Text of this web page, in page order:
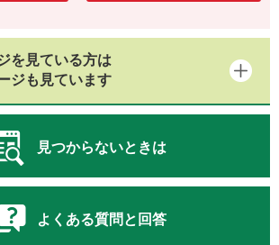
を見ている方は
ジも見ています
見つからないときは
よくある質問と回答